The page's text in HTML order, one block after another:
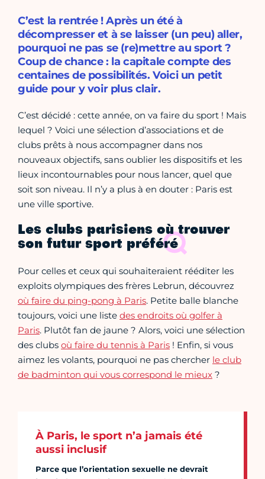
C’est la rentrée ! Après un été à
décompresser et à se laisser (un peu) aller,
pourquoi ne pas se (re)mettre au sport ?
Coup de chance : la capitale compte des
centaines de possibilités. Voici un petit
guide pour y voir plus clair.
C’est décidé : cette année, on va faire du sport ! Mais
lequel ? Voici une sélection d’associations et de
clubs prêts à nous accompagner dans nos
nouveaux objectifs, sans oublier les dispositifs et les
lieux incontournables pour nous lancer, quel que
soit son niveau. Il n’y a plus à en douter : Paris est
une ville sportive.
Les clubs parisiens où trouver
son futur sport préféré
Pour celles et ceux qui souhaiteraient rééditer les
exploits olympiques des frères Lebrun, découvrez
où faire du ping-pong à Paris. Petite balle blanche
toujours, voici une liste des endroits où golfer à
Paris. Plutôt fan de jaune ? Alors, voici une sélection
des clubs où faire du tennis à Paris ! Enfin, si vous
aimez les volants, pourquoi ne pas chercher le club
de badminton qui vous correspond le mieux ?
À Paris, le sport n’a jamais été
aussi inclusif
Parce que l’orientation sexuelle ne devrait